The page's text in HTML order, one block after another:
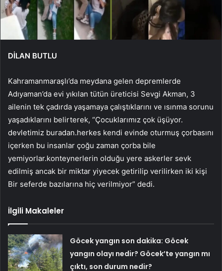
DİLAN BUTLU
Kahramanmaraşlı’da meydana gelen depremlerde
Adıyaman’da evi yıkılan tütün üreticisi Sevgi Akman, 3
ailenin tek çadırda yaşamaya çalıştıklarını ve ısınma sorunu
yaşadıklarını belirterek, “Çocuklarımız çok üşüyor.
devletimiz buradan.herkes kendi evinde oturmuş çorbasını
içerken bu insanlar çoğu zaman çorba bile
yemiyorlar.konteynerlerin olduğu yere askerler sevk
edilmiş ancak bir miktar yiyecek getirilip verilirken iki kişi
Bir seferde bazılarına hiç verilmiyor” dedi.
İlgili Makaleler
Göcek yangın son dakika: Göcek
yangın olayı nedir? Göcek’te yangın mı
çıktı, son durum nedir?